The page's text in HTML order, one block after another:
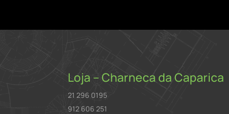
Loja – Charneca da Caparica
21 296 0195
912 606 251